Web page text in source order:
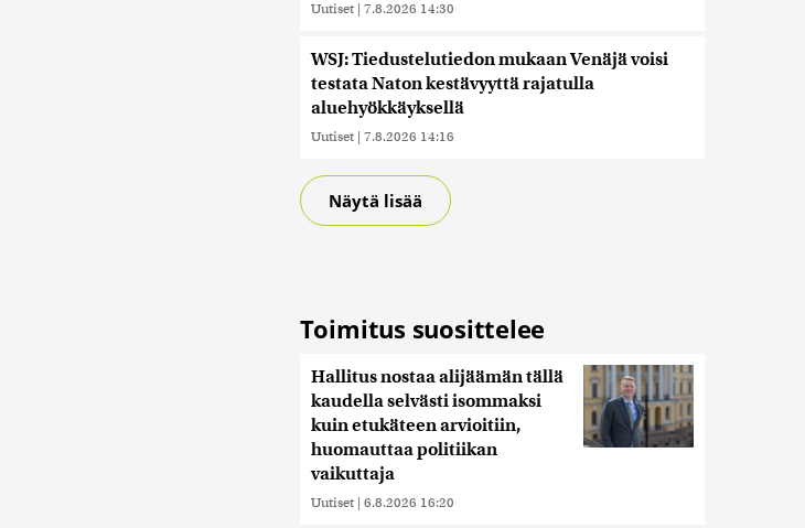
Uutiset | 7.8.2026 14:30
WSJ: Tiedustelutiedon mukaan Venäjä voisi
testata Naton kestävyyttä rajatulla
aluehyökkäyksellä
Uutiset | 7.8.2026 14:16
Näytä lisää
Toimitus suosittelee
Hallitus nostaa alijäämän tällä
kaudella selvästi isommaksi
kuin etukäteen arvioitiin,
huomauttaa politiikan
vaikuttaja
Uutiset | 6.8.2026 16:20